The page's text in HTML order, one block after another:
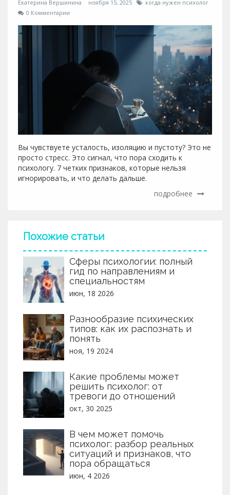
Екатерина Вершинина ноября 15, 2025
когда нужен психолог
0 Комментарии
Вы чувствуете усталость, изоляцию и пустоту? Это не
просто стресс. Это сигнал, что пора сходить к
психологу. 7 четких признаков, которые нельзя
игнорировать, и что делать дальше.
подробнее
Похожие статьи
Сферы психологии: полный
гид по направлениям и
специальностям
июн, 18 2026
Разнообразие психических
типов: как их распознать и
понять
ноя, 19 2024
Какие проблемы может
решить психолог: от
тревоги до отношений
окт, 30 2025
В чем может помочь
психолог: разбор реальных
ситуаций и признаков, что
пора обращаться
июн, 4 2026